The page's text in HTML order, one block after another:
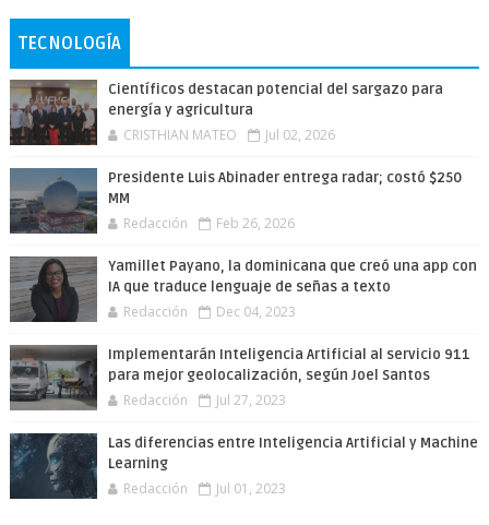
TECNOLOGÍA
Científicos destacan potencial del sargazo para
energía y agricultura
CRISTHIAN MATEO Jul 02, 2026
Presidente Luis Abinader entrega radar; costó $250
MM
Redacción Feb 26, 2026
Yamillet Payano, la dominicana que creó una app con
IA que traduce lenguaje de señas a texto
Redacción Dec 04, 2023
Implementarán Inteligencia Artificial al servicio 911
para mejor geolocalización, según Joel Santos
Redacción Jul 27, 2023
Las diferencias entre Inteligencia Artificial y Machine
Learning
Redacción Jul 01, 2023